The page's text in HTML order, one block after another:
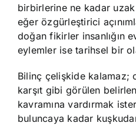
birbirlerine ne kadar uzak
eğer özgürleştirici
doğan fikirler insanlığın
eylemler ise tarihsel bir
Bilinç çelişkide kalamaz;
karşıt gibi görülen
kavramına vardırmak
buluncaya kadar